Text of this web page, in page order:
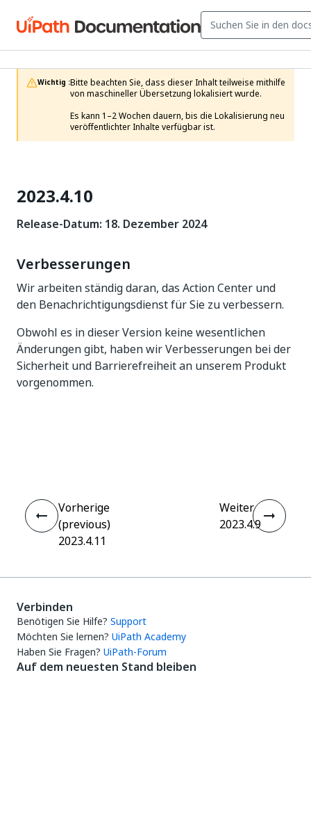
Wichtig :Bitte beachten Sie, dass dieser Inhalt teilweise mithilfe
von maschineller Übersetzung lokalisiert wurde.
Es kann 1–2 Wochen dauern, bis die Lokalisierung neu
veröffentlichter Inhalte verfügbar ist.
2023.4.10
Release-Datum: 18. Dezember 2024
Verbesserungen
Wir arbeiten ständig daran, das Action Center und
den Benachrichtigungsdienst für Sie zu verbessern.
Obwohl es in dieser Version keine wesentlichen
Änderungen gibt, haben wir Verbesserungen bei der
Sicherheit und Barrierefreiheit an unserem Produkt
vorgenommen.
Vorherige
(previous)
2023.4.11
Weiter
2023.4.9
Verbinden
Benötigen Sie Hilfe? Support
Möchten Sie lernen? UiPath Academy
Haben Sie Fragen? UiPath-Forum
Auf dem neuesten Stand bleiben